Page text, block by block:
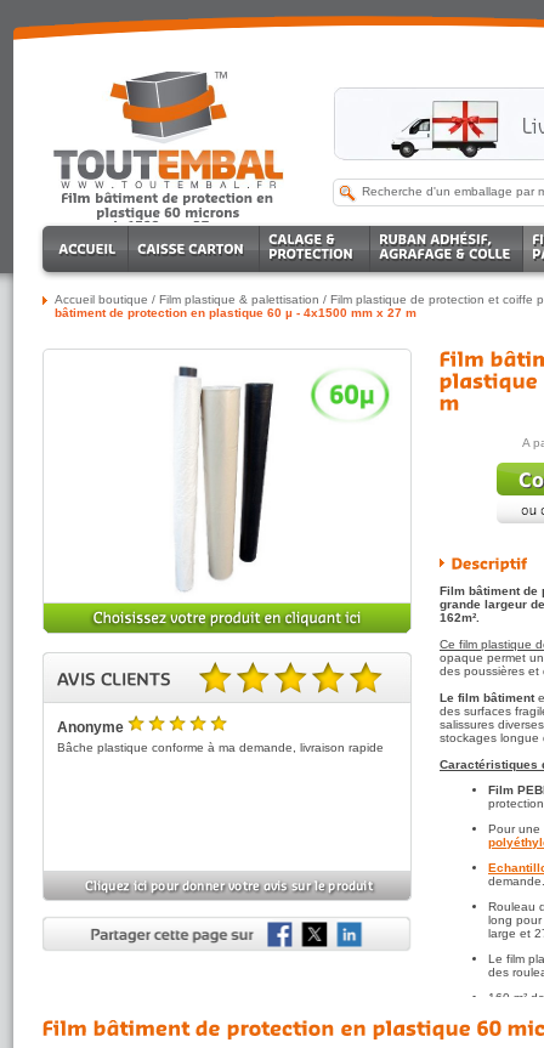
Accueil boutique / Film plastique & palettisation / Film plastique de protection et coiffe
bâtiment de protection en plastique 60 µ - 4x1500 mm x 27 m
5.00 sur 5 basé sur 1 note(s).
Anonyme
5
Bâche plastique conforme à ma demande, livraison rapide
A
Film bâtiment de
grande largeur
162m².
Ce film plastique
opaque permet
des poussières et
Le film bâtiment
des surfaces
salissures
stockages longue
Caractéristiques
Film
Pour une
demande.
Rouleau
long
large et
Le film
des
160 m²
facile à